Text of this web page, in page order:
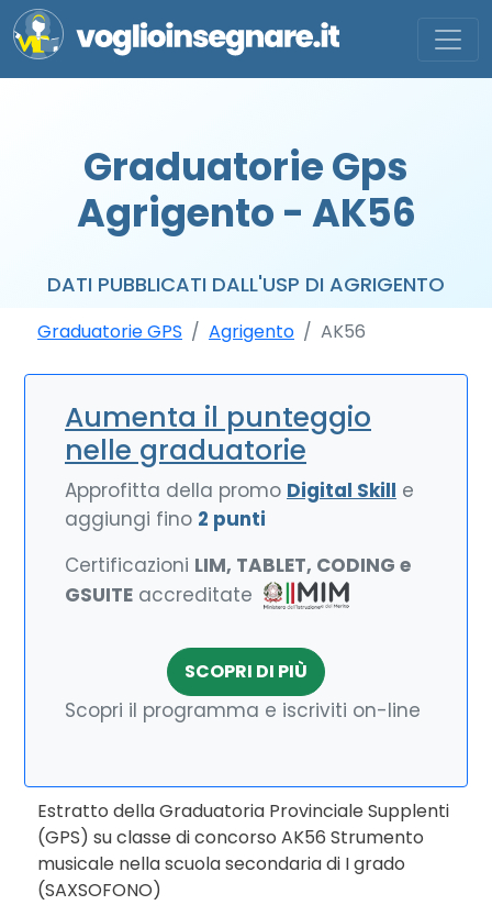
Graduatorie Gps
Agrigento - AK56
DATI PUBBLICATI DALL'USP DI AGRIGENTO
Graduatorie GPS Agrigento AK56
Aumenta il punteggio
nelle graduatorie
Approfitta della promo Digital Skill e
aggiungi fino 2 punti
Certificazioni LIM, TABLET, CODING e
GSUITE accreditate
SCOPRI DI PIÙ
Scopri il programma e iscriviti on-line
Estratto della Graduatoria Provinciale Supplenti
(GPS) su classe di concorso AK56 Strumento
musicale nella scuola secondaria di I grado
(SAXSOFONO)